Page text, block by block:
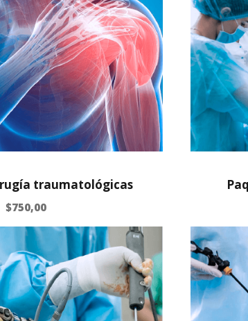
traumatológicas
$750,00